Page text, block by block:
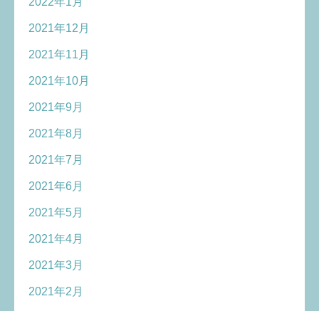
2021年12月
2021年11月
2021年10月
2021年9月
2021年8月
2021年7月
2021年6月
2021年5月
2021年4月
2021年3月
2021年2月